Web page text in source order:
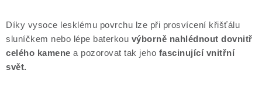
Díky vysoce lesklému povrchu lze při prosvícení křišťálu
sluníčkem nebo lépe baterkou výborně nahlédnout dovnitř
celého kamene a pozorovat tak jeho fascinující vnitřní
svět.